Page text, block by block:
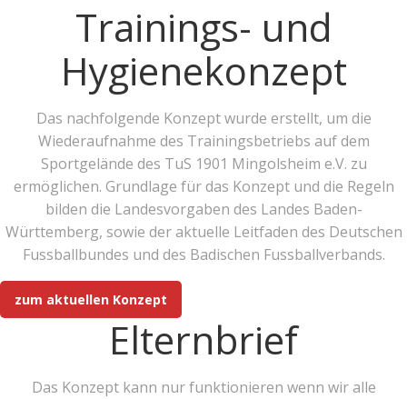
Trainings- und
Hygienekonzept
Das nachfolgende Konzept wurde erstellt, um die
Wiederaufnahme des Trainingsbetriebs auf dem
Sportgelände des TuS 1901 Mingolsheim e.V. zu
ermöglichen. Grundlage für das Konzept und die Regeln
bilden die Landesvorgaben des Landes Baden-
Württemberg, sowie der aktuelle Leitfaden des Deutschen
Fussballbundes und des Badischen Fussballverbands.
zum aktuellen Konzept
Elternbrief
Das Konzept kann nur funktionieren wenn wir alle